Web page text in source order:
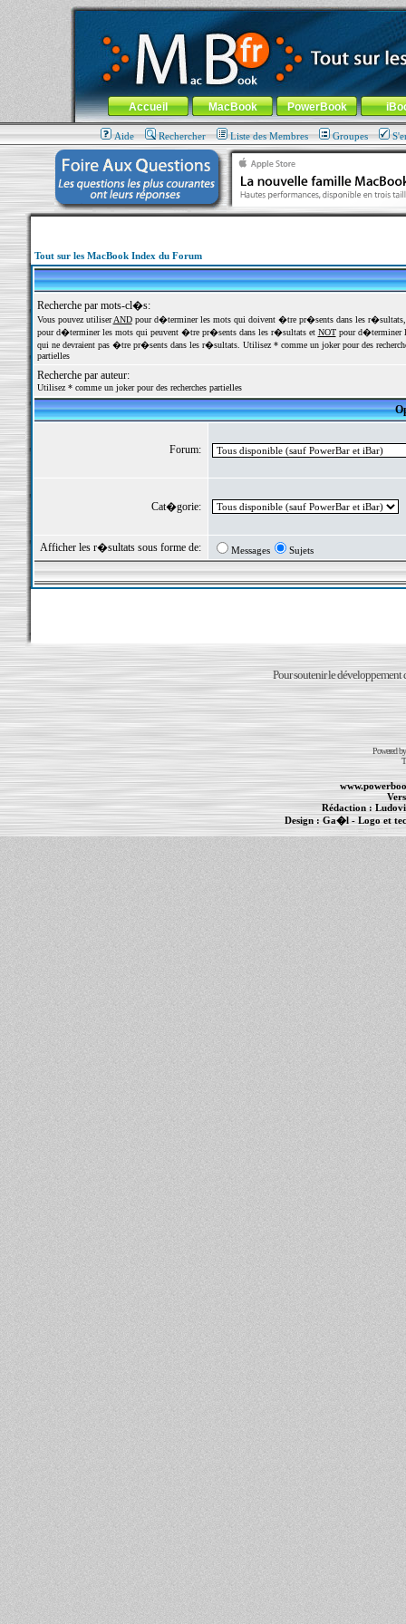
MacBook-fr.com : 100% Apple... 100% nomade !
Aller au contenu-Aller au menu général-Aller au menu de
Menu général
Accueil MacBook PowerBook
Aide Rechercher Liste des Membres Groupes
Tout sur les MacBook Index du Forum
Recherche par mots-cl�s:
Vous pouvez utiliserANDpour d�terminer les mots qui doivent �tre pr�sents dans les
pour d�terminer les mots qui peuvent �tre pr�sents dans les r�sultats et NOTpour d�terminer
qui ne devraient pas �tre pr�sents dans les r�sultats. Utilisez * comme un joker pour des
partielles
Recherche par auteur:
Utilisez * comme un joker pour des recherches partielles
Forum:
Cat�gorie:
Afficher les r�sultats sous forme de: Messages Sujets
Pour soutenir le développement
Powered
Rédaction :
Design : Ga�l- Logo et